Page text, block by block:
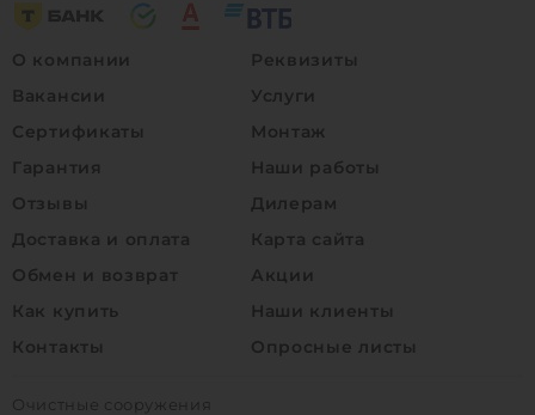
О компании
Вакансии
Сертификаты
Гарантия
Отзывы
Доставка и оплата
Обмен и возврат
Как купить
Контакты
Реквизиты
Услуги
Монтаж
Наши работы
Дилерам
Карта сайта
Акции
Наши клиенты
Опросные листы
Очистные сооружения